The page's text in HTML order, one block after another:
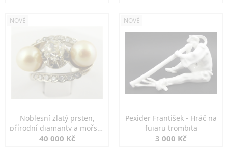
NOVÉ
Noblesní zlatý prsten,
přírodní diamanty a mořské
perly
40 000 Kč
NOVÉ
Pexider František - Hráč na
fujaru trombita
3 000 Kč